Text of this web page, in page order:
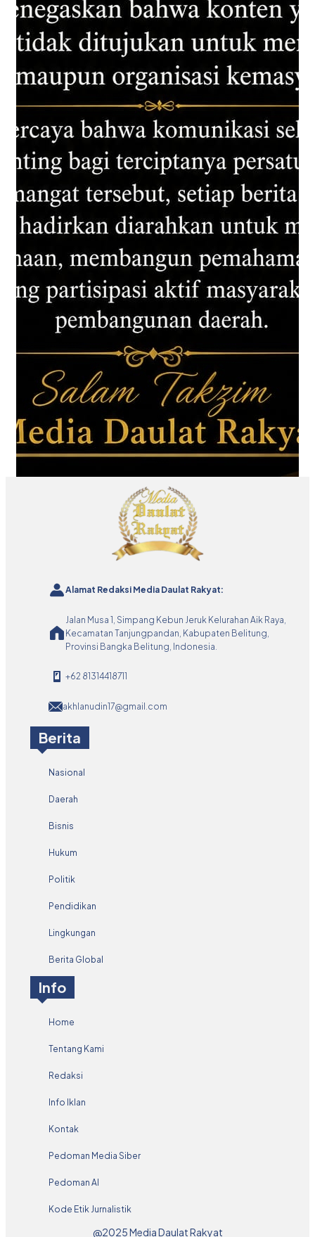
Alamat Redaksi Media Daulat Rakyat:
Jalan Musa 1, Simpang Kebun Jeruk Kelurahan Aik Raya,
Kecamatan Tanjungpandan, Kabupaten Belitung,
Provinsi Bangka Belitung, Indonesia.
+62 81314418711
akhlanudin17@gmail.com
Berita
Nasional
Daerah
Bisnis
Hukum
Politik
Pendidikan
Lingkungan
Berita Global
Info
Home
Tentang Kami
Redaksi
Info Iklan
Kontak
Pedoman Media Siber
Pedoman AI
Kode Etik Jurnalistik
@2025 Media Daulat Rakyat